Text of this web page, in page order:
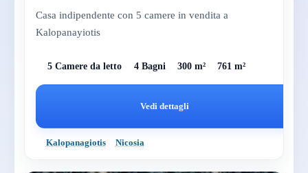
Casa indipendente con 5 camere in vendita a
Kalopanayiotis
5 Camere da letto 4 Bagni 300 m² 761 m²
Vedi dettagli
Kalopanagiotis Nicosia